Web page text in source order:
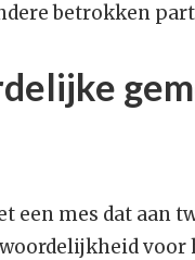
betrokken
een mes dat aan
voor